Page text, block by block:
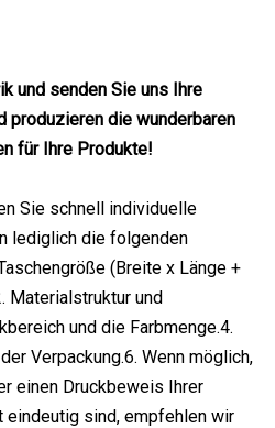
und senden Sie uns Ihre
produzieren die wunderbaren
für Ihre Produkte!
Sie schnell individuelle
lediglich die folgenden
(Breite x Länge +
Materialstruktur und
und die Farbmenge.4.
Verpackung.6. Wenn möglich,
einen Druckbeweis Ihrer
eindeutig sind, empfehlen wir